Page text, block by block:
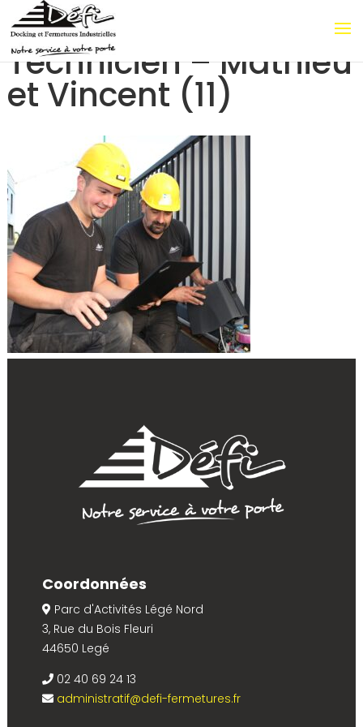
Technicien – Mathieu
et Vincent (11)
Coordonnées
Parc d'Activités Légé Nord
3, Rue du Bois Fleuri
44650 Legé
02 40 69 24 13
administratif@defi-fermetures.fr